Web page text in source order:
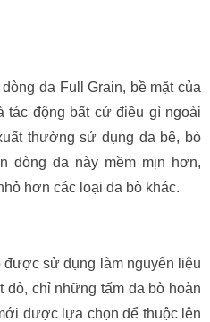
da Full Grain, bề mặt của
động bất cứ điều gì ngoài
thường sử dụng da bê, bò
dòng da này mềm mịn hơn,
hơn các loại da bò khác.
được sử dụng làm nguyên liệu
đỏ, chỉ những tấm da bò hoàn
được lựa chọn để thuộc lên